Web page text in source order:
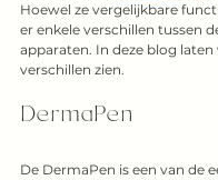
Hoewel ze vergelijkbare
er enkele verschillen tussen
apparaten. In deze blog laten
verschillen zien.
DermaPen
De DermaPen is een van de